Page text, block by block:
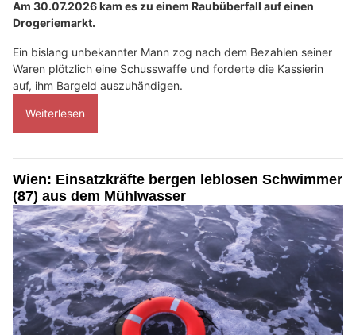
Am 30.07.2026 kam es zu einem Raubüberfall auf einen
Drogeriemarkt.
Ein bislang unbekannter Mann zog nach dem Bezahlen seiner
Waren plötzlich eine Schusswaffe und forderte die Kassierin
auf, ihm Bargeld auszuhändigen.
Weiterlesen
Wien: Einsatzkräfte bergen leblosen Schwimmer
(87) aus dem Mühlwasser